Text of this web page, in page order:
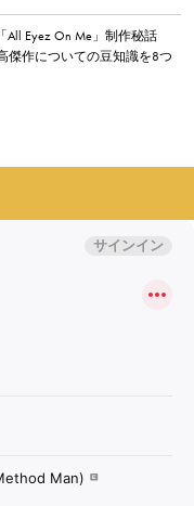
All Eyez On Me」制作秘話
傑作についての豆知識を8つ